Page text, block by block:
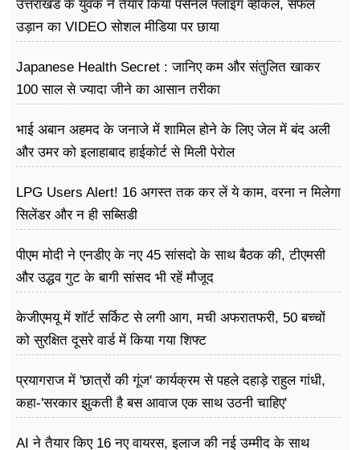
उत्तराखंड के युवक ने तैयार किया पर्सनल फ्लाइंग व्हीकल, सफल
उड़ान का VIDEO सोशल मीडिया पर छाया
Japanese Health Secret : जानिए कम और संतुलित खाकर
100 साल से ज्यादा जीने का आसान तरीका
भाई अबान अहमद के जनाजे में शामिल होने के लिए जेल में बंद अली
और उमर को इलाहाबाद हाईकोर्ट से मिली पेरोल
LPG Users Alert! 16 अगस्त तक कर लें ये काम, वरना न मिलेगा
सिलेंडर और न ही सब्सिडी
पीएम मोदी ने एनडीए के नए 45 सांसदो के साथ बैठक की, टीएमसी
और उद्धव गुट के बागी सांसद भी रहें मौजूद
केजीएमयू में शॉर्ट सर्किट से लगी आग, मची अफरातफरी, 50 बच्चों
को सुरक्षित दूसरे वार्ड में किया गया शिफ्ट
प्रयागराज में 'छात्रों की गूंज' कार्यक्रम से पहले दहाड़े राहुल गांधी,
कहा-'सरकार झुकती है बस आवाज एक साथ उठनी चाहिए'
AI ने तैयार किए 16 नए वायरस, इलाज की नई उम्मीद के साथ